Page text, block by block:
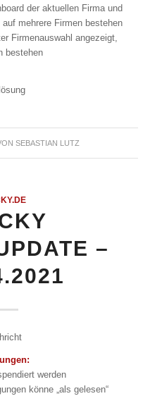
der aktuellen Firma und
mehrere Firmen bestehen
Firmenauswahl angezeigt,
bestehen
SEBASTIAN LUTZ
–
werden
könne „als gelesen“